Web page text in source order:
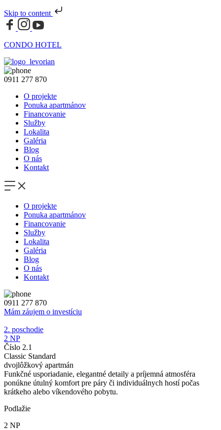
Skip to content
CONDO HOTEL
0911 277 870
O projekte
Ponuka apartmánov
Financovanie
Služby
Lokalita
Galéria
Blog
O nás
Kontakt
O projekte
Ponuka apartmánov
Financovanie
Služby
Lokalita
Galéria
Blog
O nás
Kontakt
0911 277 870
Mám záujem o investíciu
2. poschodie
2 NP
Číslo 2.1
Classic Standard
dvojlôžkový apartmán
Funkčné usporiadanie, elegantné detaily a príjemná atmosféra
ponúkne útulný komfort pre páry či individuálnych hostí počas
krátkeho alebo víkendového pobytu.
Podlažie
2 NP